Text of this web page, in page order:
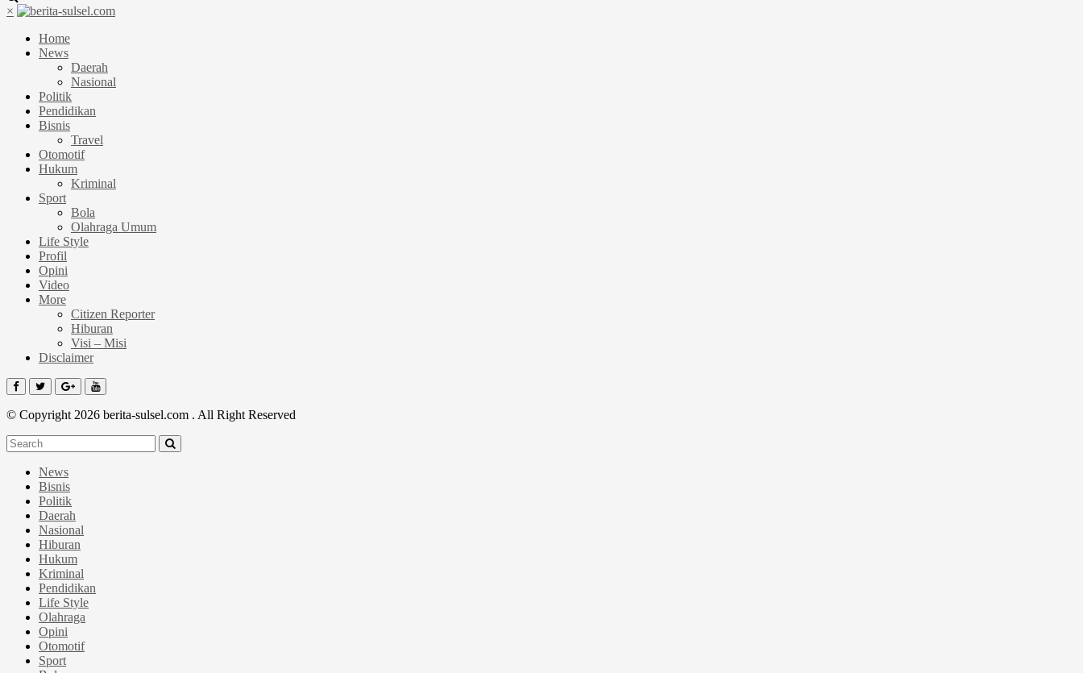
×
Home
News
Daerah
Nasional
Politik
Pendidikan
Bisnis
Travel
Otomotif
Hukum
Kriminal
Sport
Bola
Olahraga Umum
Life Style
Profil
Opini
Video
More
Citizen Reporter
Hiburan
Visi – Misi
Disclaimer
© Copyright 2026 berita-sulsel.com . All Right Reserved
News
Bisnis
Politik
Daerah
Nasional
Hiburan
Hukum
Kriminal
Pendidikan
Life Style
Olahraga
Opini
Otomotif
Sport